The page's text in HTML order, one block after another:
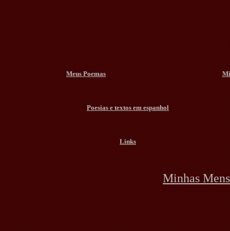
Meus Poemas
Poesias e textos em espanhol
Links
Minhas